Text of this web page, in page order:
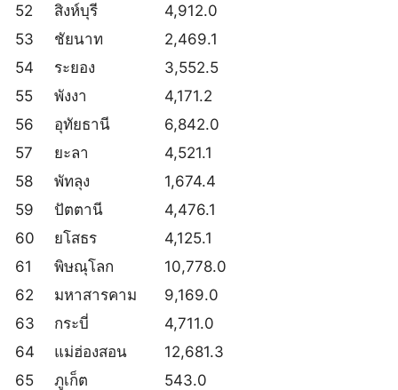
52
สิงห์บุรี
4,912.0
53
ชัยนาท
2,469.1
54
ระยอง
3,552.5
55
พังงา
4,171.2
56
อุทัยธานี
6,842.0
57
ยะลา
4,521.1
58
พัทลุง
1,674.4
59
ปัตตานี
4,476.1
60
ยโสธร
4,125.1
61
พิษณุโลก
10,778.0
62
มหาสารคาม
9,169.0
63
กระบี่
4,711.0
64
แม่ฮ่องสอน
12,681.3
65
ภูเก็ต
543.0